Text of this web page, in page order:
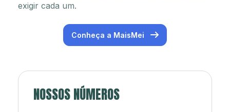
exigir cada um.
Conheça a MaisMei
NOSSOS NÚMEROS